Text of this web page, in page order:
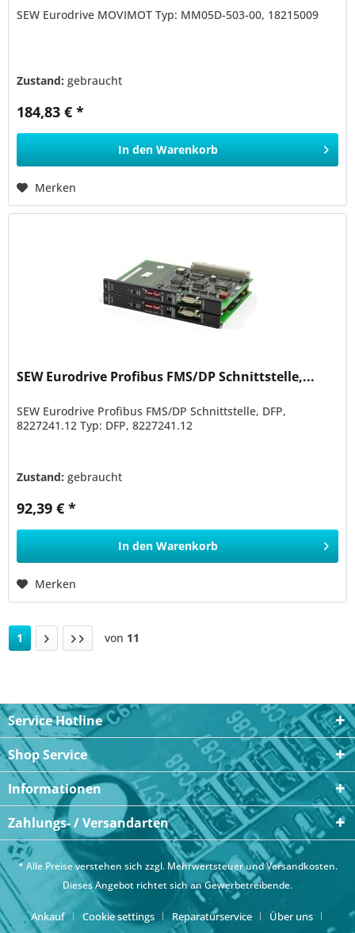
SEW Eurodrive MOVIMOT Typ: MM05D-503-00, 18215009
Zustand:gebraucht
184,83 € *
In den Warenkorb
Merken
SEW Eurodrive Profibus FMS/DP Schnittstelle,...
SEW Eurodrive Profibus FMS/DP Schnittstelle, DFP,
8227241.12 Typ: DFP, 8227241.12
Zustand:gebraucht
92,39 € *
In den Warenkorb
Merken
1 von 11
Service Hotline
Shop Service
Informationen
Zahlungs- / Versandarten
* Alle Preise verstehen sich zzgl. Mehrwertsteuer undVersandkosten.
Dieses Angebot richtet sich an Gewerbetreibende.
Ankauf Cookie settings Reparaturservice Über uns